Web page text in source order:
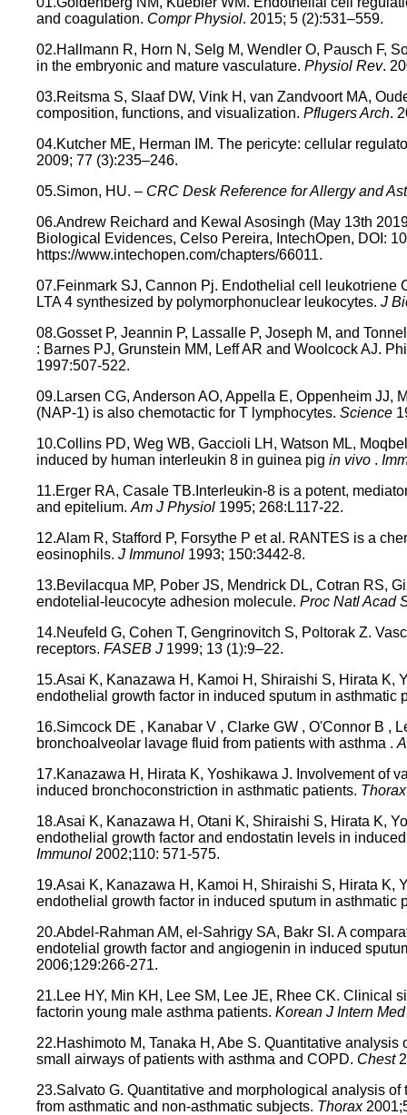
and coagulation. Compr Physiol. 2015; 5 (2):531–559.
02.Hallmann R, Horn N, Selg M, Wendler O, Pausch F,
in the embryonic and mature vasculature. Physiol Rev.
03.Reitsma S, Slaaf DW, Vink H, van Zandvoort MA,
composition, functions, and visualization. Pflugers Arch.
04.Kutcher ME, Herman IM. The pericyte: cellular
2009; 77 (3):235–246.
05.Simon, HU. – CRC Desk Reference for Allergy and
06.Andrew Reichard and Kewal Asosingh (May 13th
Biological Evidences, Celso Pereira, IntechOpen, DOI:
https://www.intechopen.com/chapters/66011.
07.Feinmark SJ, Cannon Pj. Endothelial cell leukotriene
LTA 4 synthesized by polymorphonuclear leukocytes. J
08.Gosset P, Jeannin P, Lassalle P, Joseph M, and
: Barnes PJ, Grunstein MM, Leff AR and Woolcock AJ.
1997:507-522.
09.Larsen CG, Anderson AO, Appella E, Oppenheim JJ,
(NAP-1) is also chemotactic for T lymphocytes. Science
10.Collins PD, Weg WB, Gaccioli LH, Watson ML,
induced by human interleukin 8 in guinea pig in vivo .
11.Erger RA, Casale TB.Interleukin-8 is a potent,
and epitelium. Am J Physiol 1995; 268:L117-22.
12.Alam R, Stafford P, Forsythe P et al. RANTES is a
eosinophils. J Immunol 1993; 150:3442-8.
13.Bevilacqua MP, Pober JS, Mendrick DL, Cotran RS,
endotelial-leucocyte adhesion molecule. Proc Natl Acad
14.Neufeld G, Cohen T, Gengrinovitch S, Poltorak Z.
receptors. FASEB J 1999; 13 (1):9–22.
15.Asai K, Kanazawa H, Kamoi H, Shiraishi S, Hirata K,
endothelial growth factor in induced sputum in asthmatic
16.Simcock DE , Kanabar V , Clarke GW , O'Connor B ,
bronchoalveolar lavage fluid from patients with asthma .
17.Kanazawa H, Hirata K, Yoshikawa J. Involvement of
induced bronchoconstriction in asthmatic patients.
18.Asai K, Kanazawa H, Otani K, Shiraishi S, Hirata K,
endothelial growth factor and endostatin levels in
Immunol 2002;110: 571-575.
19.Asai K, Kanazawa H, Kamoi H, Shiraishi S, Hirata K,
endothelial growth factor in induced sputum in asthmatic
20.Abdel-Rahman AM, el-Sahrigy SA, Bakr SI. A
endotelial growth factor and angiogenin in induced
2006;129:266-271.
21.Lee HY, Min KH, Lee SM, Lee JE, Rhee CK. Clinical
factorin young male asthma patients. Korean J Intern
22.Hashimoto M, Tanaka H, Abe S. Quantitative
small airways of patients with asthma and COPD. Chest
23.Salvato G. Quantitative and morphological analysis
from asthmatic and non-asthmatic subjects. Thorax